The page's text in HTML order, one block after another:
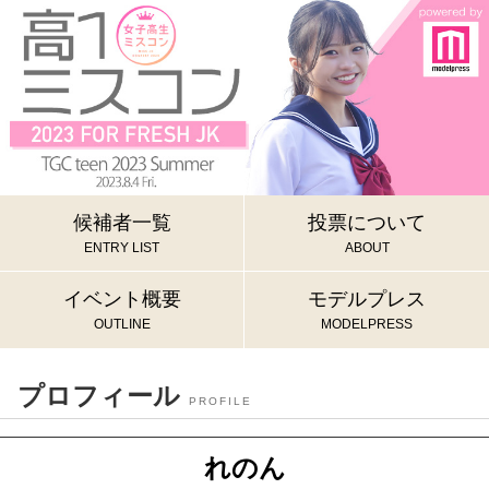
候補者一覧
ENTRY LIST
投票について
ABOUT
イベント概要
OUTLINE
モデルプレス
MODELPRESS
プロフィール PROFILE
れのん